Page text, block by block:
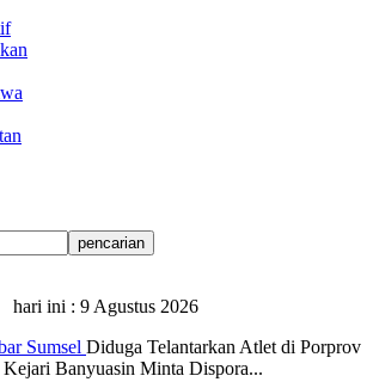
hari ini : 9 Agustus 2026
Sumsel Diduga Telantarkan Atlet di Porprov
Banyuasin Minta Dispora...